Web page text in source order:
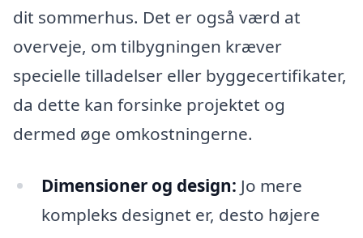
dit sommerhus. Det er også værd at
overveje, om tilbygningen kræver
specielle tilladelser eller byggecertifikater,
da dette kan forsinke projektet og
dermed øge omkostningerne.
Dimensioner og design: Jo mere
kompleks designet er, desto højere